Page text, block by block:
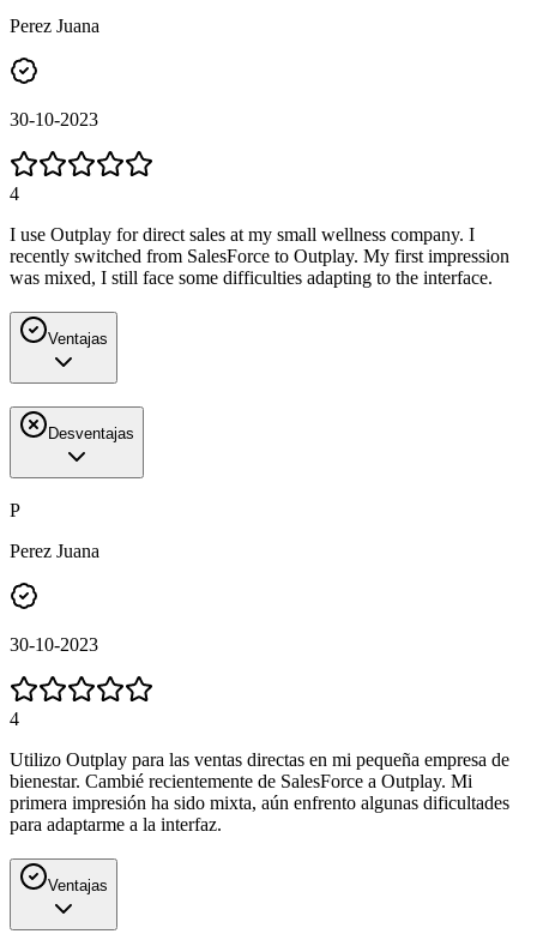
Perez Juana
30-10-2023
4
I use Outplay for direct sales at my small wellness company. I
recently switched from SalesForce to Outplay. My first impression
was mixed, I still face some difficulties adapting to the interface.
Ventajas
Desventajas
P
Perez Juana
30-10-2023
4
Utilizo Outplay para las ventas directas en mi pequeña empresa de
bienestar. Cambié recientemente de SalesForce a Outplay. Mi
primera impresión ha sido mixta, aún enfrento algunas dificultades
para adaptarme a la interfaz.
Ventajas